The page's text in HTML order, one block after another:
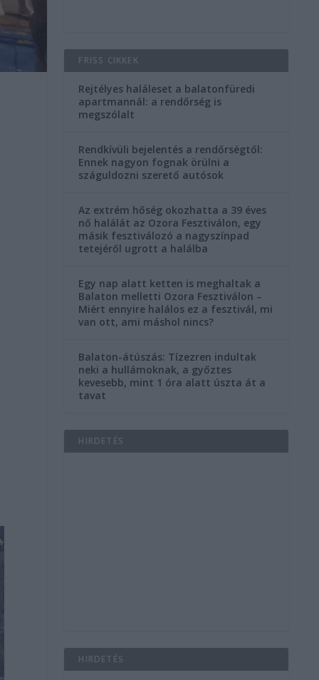
FRISS CIKKEK
Rejtélyes haláleset a balatonfüredi
apartmannál: a rendőrség is
megszólalt
Rendkívüli bejelentés a rendőrségtől:
Ennek nagyon fognak örülni a
száguldozni szerető autósok
Az extrém hőség okozhatta a 39 éves
nő halálát az Ozora Fesztiválon, egy
másik fesztiválozó a nagyszínpad
tetejéről ugrott a halálba
Egy nap alatt ketten is meghaltak a
Balaton melletti Ozora Fesztiválon –
Miért ennyire halálos ez a fesztivál, mi
van ott, ami máshol nincs?
Balaton-átúszás: Tízezren indultak
neki a hullámoknak, a győztes
kevesebb, mint 1 óra alatt úszta át a
tavat
HIRDETÉS
HIRDETÉS